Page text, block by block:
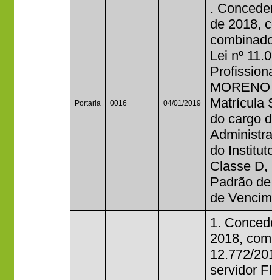
Portaria 0016 04/01/2019
.
de 2018,
Lei nº
Matrícula
do cargo
do
Classe D,
Padrão
de
1.
2018,
12.772/
servidor